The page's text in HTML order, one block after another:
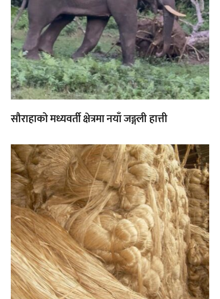
सौराहाको मध्यवर्ती क्षेत्रमा नयाँ जङ्गली हात्ती
,,